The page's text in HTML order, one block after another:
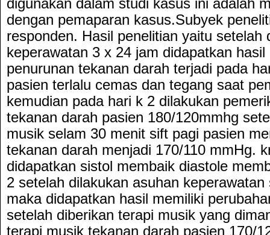
digunakan dalam studi kasus ini adalah
dengan pemaparan kasus.Subyek
responden. Hasil penelitian yaitu setelah
keperawatan 3 x 24 jam didapatkan
penurunan tekanan darah terjadi pada
pasien terlalu cemas dan tegang saat
kemudian pada hari k 2 dilakukan
tekanan darah pasien 180/120mmhg
musik selam 30 menit sift pagi pasien
tekanan darah menjadi 170/110 mmHg.
didapatkan sistol membaik diastole
2 setelah dilakukan asuhan
maka didapatkan hasil memiliki
setelah diberikan terapi musik yang
terapi musik tekanan darah pasien 170/